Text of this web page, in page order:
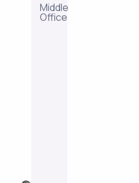
Middle
Office
Office